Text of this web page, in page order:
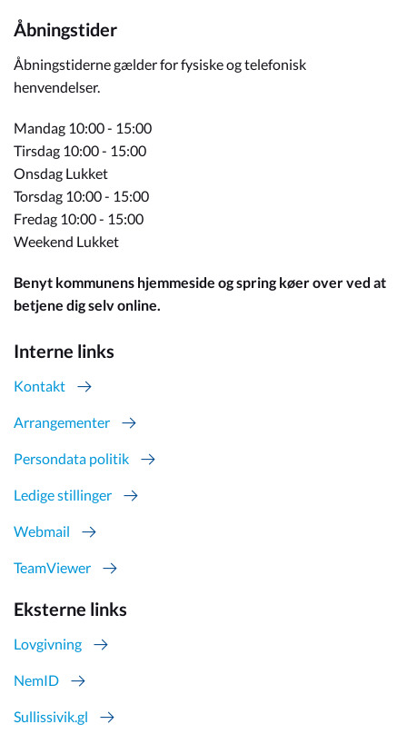
Åbningstider
Åbningstiderne gælder for fysiske og telefonisk
henvendelser.
Mandag 10:00 - 15:00
Tirsdag 10:00 - 15:00
Onsdag Lukket
Torsdag 10:00 - 15:00
Fredag 10:00 - 15:00
Weekend Lukket
Benyt kommunens hjemmeside og spring køer over ved at
betjene dig selv online.
Interne links
Kontakt
Arrangementer
Persondata politik
Ledige stillinger
Webmail
TeamViewer
Eksterne links
Lovgivning
NemID
Sullissivik.gl